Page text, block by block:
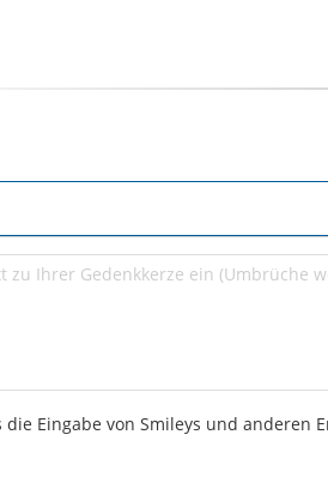
die Eingabe von Smileys und anderen